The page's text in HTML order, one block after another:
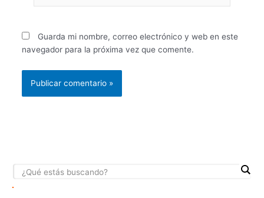
Guarda mi nombre, correo electrónico y web en este
navegador para la próxima vez que comente.